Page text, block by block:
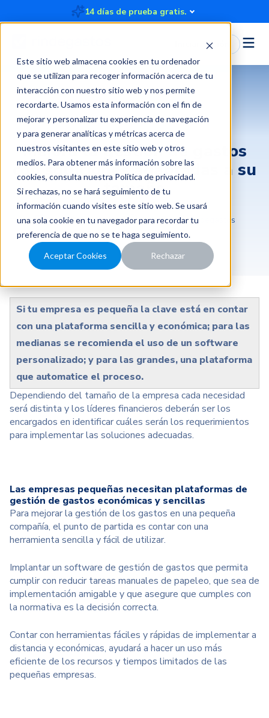
Este sitio web almacena cookies en tu ordenador
que se utilizan para recoger información acerca de tu
interacción con nuestro sitio web y nos permite
recordarte. Usamos esta información con el fin de
mejorar y personalizar tu experiencia de navegación
y para generar analíticas y métricas acerca de
nuestros visitantes en este sitio web y otros
medios. Para obtener más información sobre las
cookies, consulta nuestra Política de privacidad.
Si rechazas, no se hará seguimiento de tu
información cuando visites este sitio web. Se usará
una sola cookie en tu navegador para recordar tu
preferencia de que no se te haga seguimiento.
Aceptar Cookies Rechazar
14 días de prueba gratis.
Iniciar Sesión
Mejora la gestión de gastos
con soluciones adaptadas a su
tamaño
2020-06-18 17:26:40 3 minutos Rindegastos
Si tu empresa es pequeña la clave está en contar
con una plataforma sencilla y económica; para las
medianas se recomienda el uso de un software
personalizado; y para las grandes, una plataforma
que automatice el proceso.
Dependiendo del tamaño de la empresa cada necesidad
será distinta y los líderes financieros deberán ser los
encargados en identificar cuáles serán los requerimientos
para implementar las soluciones adecuadas.
Las empresas pequeñas necesitan plataformas de
gestión de gastos económicas y sencillas
Para mejorar la gestión de los gastos en una pequeña
compañía, el punto de partida es contar con una
herramienta sencilla y fácil de utilizar.
Implantar un software de gestión de gastos que permita
cumplir con reducir tareas manuales de papeleo, que sea de
implementación amigable y que asegure que cumples con
la normativa es la decisión correcta.
Contar con herramientas fáciles y rápidas de implementar a
distancia y económicas, ayudará a hacer un uso más
eficiente de los recursos y tiempos limitados de las
pequeñas empresas.